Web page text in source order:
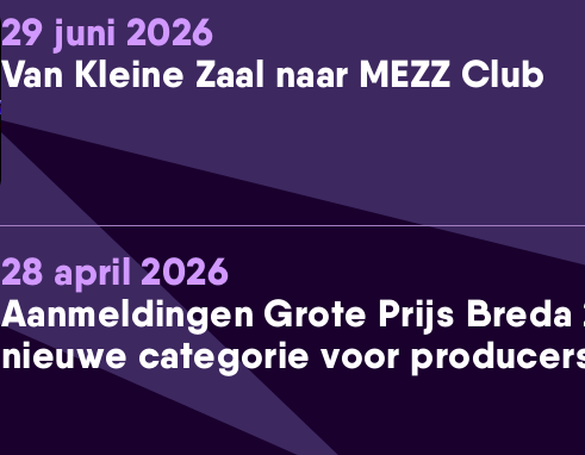
29 juni 2026
Van Kleine Zaal naar MEZZ Club
28 april 2026
Aanmeldingen Grote Prijs
nieuwe categorie voor